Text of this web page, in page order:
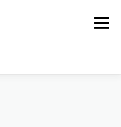
Menu